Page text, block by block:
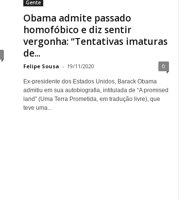
Gente
Obama admite passado
homofóbico e diz sentir
vergonha: “Tentativas imaturas
de...
Felipe Sousa - 19/11/2020 0
Ex-presidente dos Estados Unidos, Barack Obama
admitiu em sua autobiografia, intitulada de “A promised
land” (Uma Terra Prometida, em tradução livre), que
teve uma...